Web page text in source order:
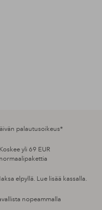
palautusoikeus*
Koskee yli 69 EUR
normaalipakettia
elpyllä. Lue lisää kassalla.
nopeammalla